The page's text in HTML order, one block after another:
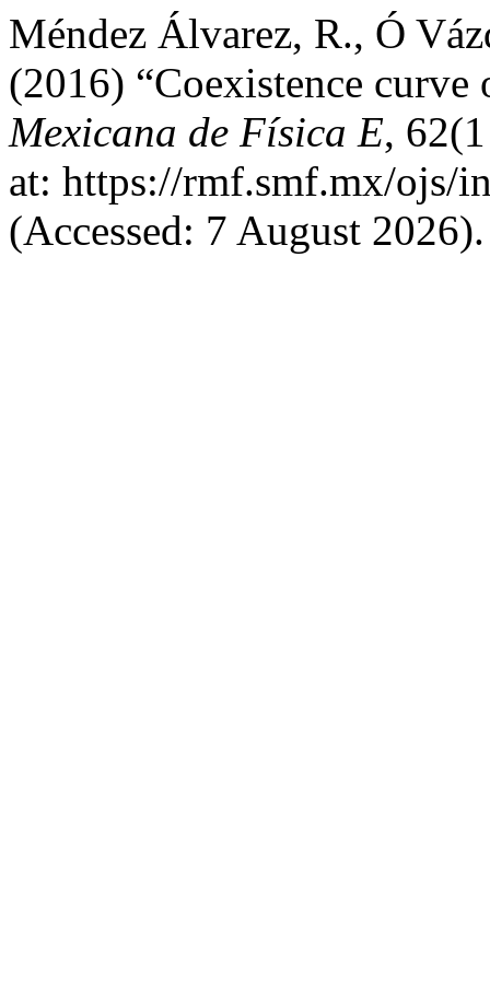
Méndez Álvarez, R., Ó
(2016) “Coexistence curve
Mexicana de Física E,
at: https://rmf.smf.mx/ojs/
(Accessed: 7 August 2026).